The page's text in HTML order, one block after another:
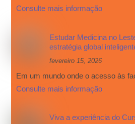
Consulte mais informação
Estudar Medicina no
estratégia global
fevereiro 15, 2026
Em um mundo onde o acesso às
Consulte mais informação
Viva a experiência do